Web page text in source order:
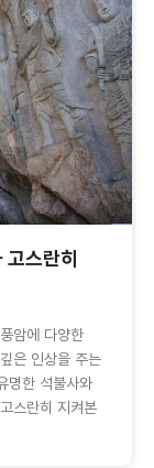
스란히
암에 다양한
은 인상을 주는
명한 석불사와
스란히 지켜본